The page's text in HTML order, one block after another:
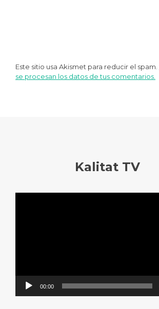
Este sitio usa Akismet para reducir el spam.
se procesan los datos de tus comentarios.
Kalitat TV
00:00